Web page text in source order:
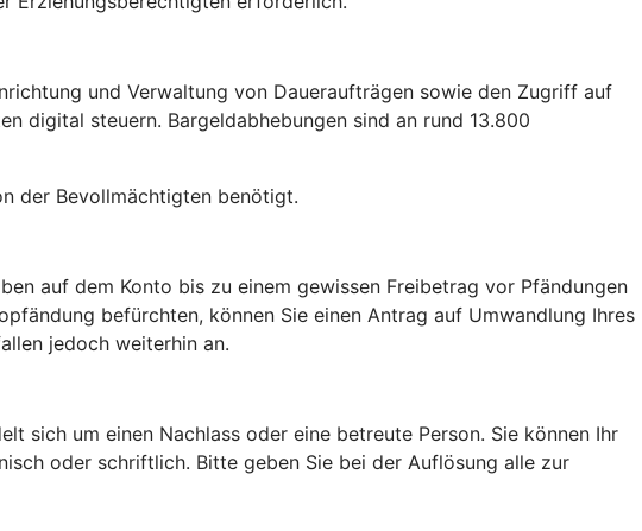
und Verwaltung von Daueraufträgen sowie den Zugriff auf
digital steuern. Bargeldabhebungen sind an rund 13.800
der Bevollmächtigten benötigt.
auf dem Konto bis zu einem gewissen Freibetrag vor Pfändungen
befürchten, können Sie einen Antrag auf Umwandlung Ihres
jedoch weiterhin an.
sich um einen Nachlass oder eine betreute Person. Sie können Ihr
oder schriftlich. Bitte geben Sie bei der Auflösung alle zur